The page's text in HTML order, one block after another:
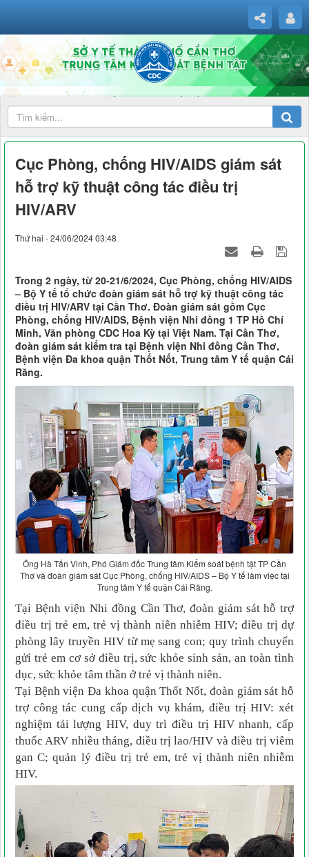
Cục Phòng, chống HIV/AIDS giám sát
hỗ trợ kỹ thuật công tác điều trị
HIV/ARV
Thứ hai - 24/06/2024 03:48
Trong 2 ngày, từ 20-21/6/2024, Cục Phòng, chống HIV/AIDS
– Bộ Y tế tổ chức đoàn giám sát hỗ trợ kỹ thuật công tác
điều trị HIV/ARV tại Cần Thơ. Đoàn giám sát gồm Cục
Phòng, chống HIV/AIDS, Bệnh viện Nhi đồng 1 TP Hồ Chí
Minh, Văn phòng CDC Hoa Kỳ tại Việt Nam. Tại Cần Thơ,
đoàn giám sát kiểm tra tại Bệnh viện Nhi đồng Cần Thơ,
Bệnh viện Đa khoa quận Thốt Nốt, Trung tâm Y tế quận Cái
Răng.
Ông Hà Tấn Vinh, Phó Giám đốc Trung tâm Kiểm soát bệnh tật TP Cần
Thơ và đoàn giám sát Cục Phòng, chống HIV/AIDS – Bộ Y tế làm việc tại
Trung tâm Y tế quận Cái Răng.
Tại Bệnh viện Nhi đồng Cần Thơ, đoàn giám sát hỗ trợ
điều trị trẻ em, trẻ vị thành niên nhiễm HIV; điều trị dự
phòng lây truyền HIV từ mẹ sang con; quy trình chuyển
gửi trẻ em cơ sở điều trị, sức khỏe sinh sản, an toàn tình
dục, sức khỏe tâm thần ở trẻ vị thành niên.
Tại Bệnh viện Đa khoa quận Thốt Nốt, đoàn giám sát hỗ
trợ công tác cung cấp dịch vụ khám, điều trị HIV: xét
nghiệm tải lượng HIV, duy trì điều trị HIV nhanh, cấp
thuốc ARV nhiều tháng, điều trị lao/HIV và điều trị viêm
gan C; quản lý điều trị trẻ em, trẻ vị thành niên nhiễm
HIV.